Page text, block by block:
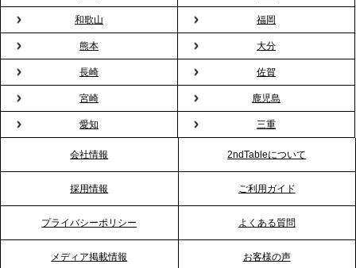
バー」に！福利厚生・社内交流を格上げする《出張
バーテンダー》サービスを開始
2026.1.26
プレスリリースのご案内｜もう「義理チョコ」で悩
まない。職場のバレンタインをケータリングで“福利
厚生”化。採用にも効く新スタイルを提案
2026.1.23
RKB毎日放送「RKB NEWS」で、2ndTable「恵方
巻きケータリング」が紹介されました
2026.1.20
和歌山 福岡
熊本 大分
長崎 佐賀
宮崎 鹿児島
愛知 三重
会社情報 2ndTableについて
採用情報 ご利用ガイド
プライバシーポリシー よくある質問
メディア掲載情報 お客様の声